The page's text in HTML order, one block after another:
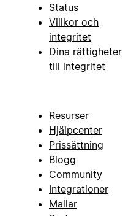
Status
Villkor och
integritet
Dina rättigheter
till integritet
Resurser
Hjälpcenter
Prissättning
Blogg
Community
Integrationer
Mallar